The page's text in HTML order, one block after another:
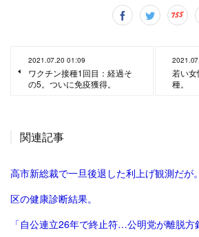
2021.07.20 01:09
ワクチン接種1回目：経過そ
の5。ついに免疫獲得。
若い
種。
関連記事
高市新総裁で一旦後退した利上げ観測だが。
区の健康診断結果。